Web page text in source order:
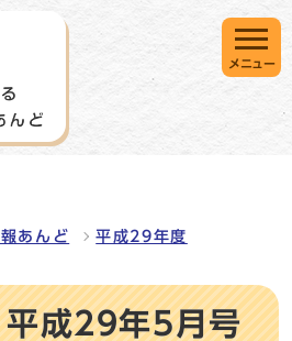
メニュー
あんど 平成29年度
成29年5月号